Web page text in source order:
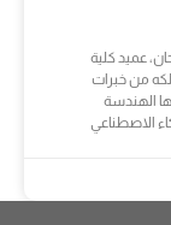
عميد كلية
من خبرات
الهندسة